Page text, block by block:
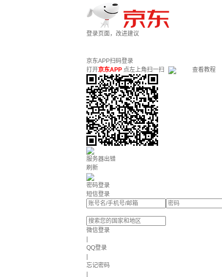
登录页面，改进建议
京东APP扫码登录
打开京东APP 点左上角扫一扫 查看教程
服务器出错
刷新
密码登录
短信登录
微信登录
QQ登录
忘记密码